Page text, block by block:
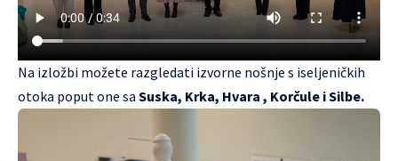
Na izložbi možete razgledati izvorne nošnje s iseljeničkih
otoka poput one sa Suska, Krka, Hvara , Korčule i Silbe.